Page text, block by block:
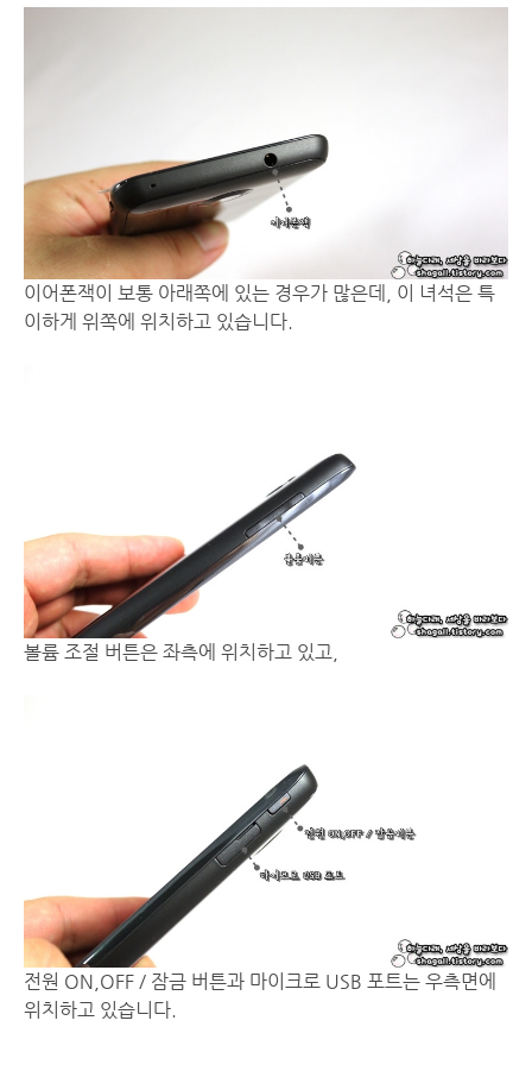
이어폰잭이 보통 아래쪽에 있는 경우가 많은데, 이 녀석은 특
이하게 위쪽에 위치하고 있습니다.
볼륨 조절 버튼은 좌측에 위치하고 있고,
전원 ON,OFF / 잠금 버튼과 마이크로 USB 포트는 우측면에
위치하고 있습니다.